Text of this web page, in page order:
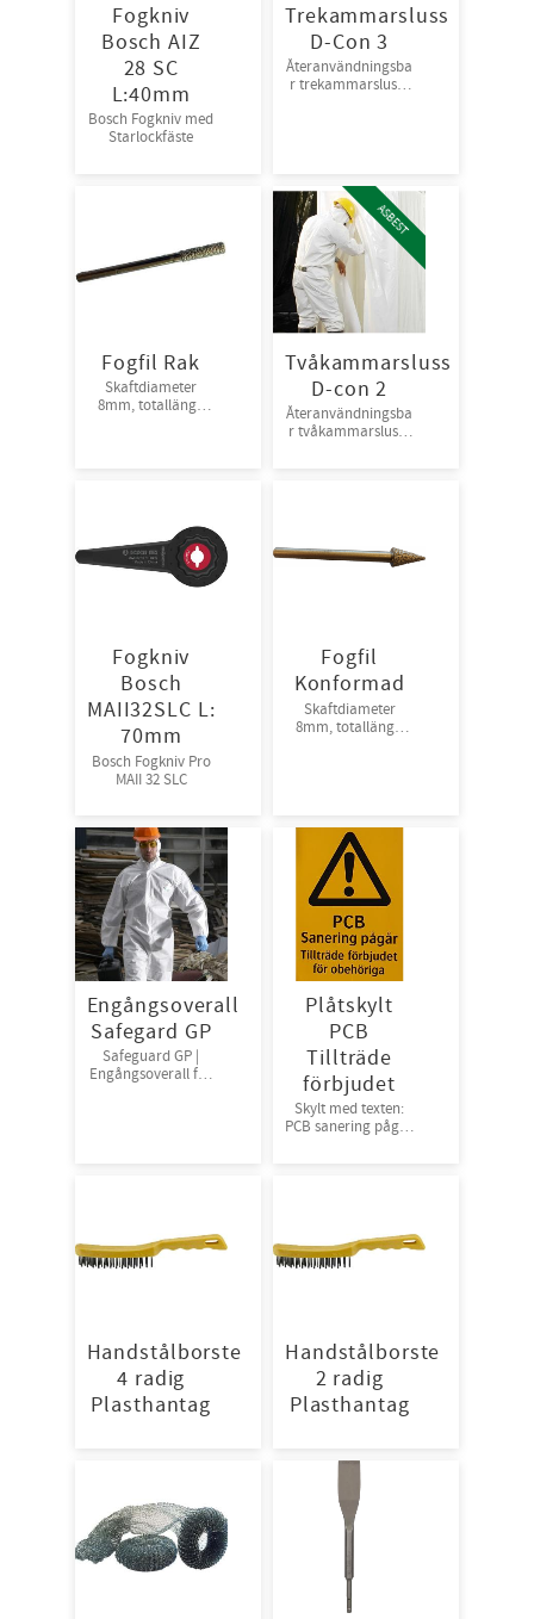
Fogkniv
Bosch AIZ
28 SC
L:40mm
Bosch Fogkniv med
Starlockfäste
Trekammarsluss
D-Con 3
Återanvändningsba
r trekammarsluss i
Fogfil Rak
Skaftdiameter
8mm, totallängd
Tvåkammarsluss
D-con 2
Återanvändningsba
r tvåkammarsluss i
ASBEST
Fogkniv
Bosch
MAII32SLC L:
70mm
Bosch Fogkniv Pro
MAII 32 SLC
Fogfil
Konformad
Skaftdiameter
8mm, totallängd
Engångsoverall
Safegard GP
Safeguard GP |
Engångsoverall för
Plåtskylt
PCB
Tillträde
förbjudet
Skylt med texten:
PCB sanering pågår
Handstålborste
4 radig
Plasthantag
Handstålborste
2 radig
Plasthantag